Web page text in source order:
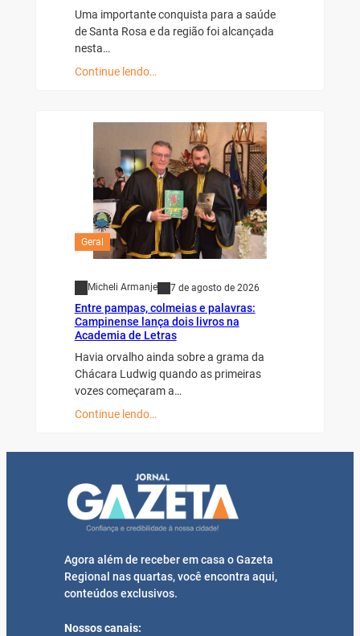
Uma importante conquista para a saúde
de Santa Rosa e da região foi alcançada
nesta…
Continue lendo…
Geral
Micheli Armanje 7 de agosto de 2026
Entre pampas, colmeias e palavras:
Campinense lança dois livros na
Academia de Letras
Havia orvalho ainda sobre a grama da
Chácara Ludwig quando as primeiras
vozes começaram a…
Continue lendo…
Agora além de receber em casa o Gazeta
Regional nas quartas, você encontra aqui,
conteúdos exclusivos.
Nossos canais: